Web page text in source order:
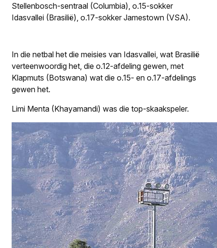
Stellenbosch-sentraal (Columbia), o.15-sokker
Idasvallei (Brasilië), o.17-sokker Jamestown (VSA).
In die netbal het die meisies van Idasvallei, wat Brasilië
verteenwoordig het, die o.12-afdeling gewen, met
Klapmuts (Botswana) wat die o.15- en o.17-afdelings
gewen het.
Limi Menta (Khayamandi) was die top-skaakspeler.